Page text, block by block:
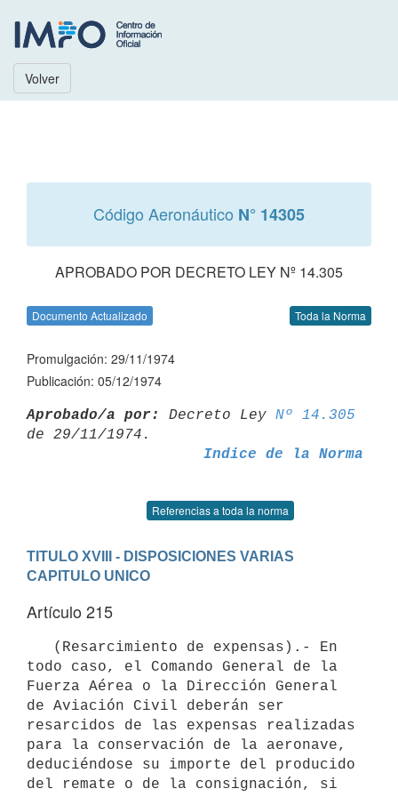
Volver
Código Aeronáutico N° 14305
APROBADO POR DECRETO LEY Nº 14.305
Documento Actualizado Toda la Norma
Promulgación: 29/11/1974
Publicación: 05/12/1974
Aprobado/a por: Decreto Ley Nº 14.305
Indice de la Norma
Referencias a toda la norma
TITULO XVIII - DISPOSICIONES VARIAS
CAPITULO UNICO
Artículo 215
todo caso, el Comando General de la
Fuerza Aérea o la Dirección General
de Aviación Civil deberán ser
resarcidos de las expensas realizadas
para la conservación de la aeronave,
deduciéndose su importe del producido
del remate o de la consignación, si